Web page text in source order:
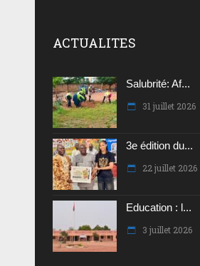
ACTUALITES
Salubrité: Af...
31 juillet 2026
3e édition du...
22 juillet 2026
Education : l...
3 juillet 2026